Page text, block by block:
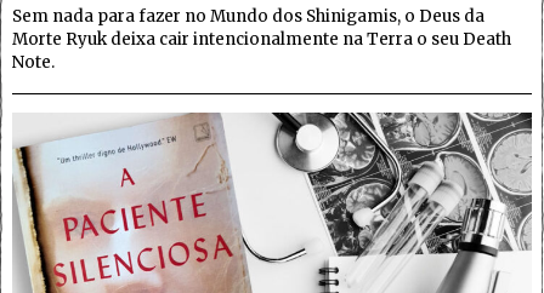
Sem nada para fazer no Mundo dos Shinigamis, o Deus da
Morte Ryuk deixa cair intencionalmente na Terra o seu Death
Note.